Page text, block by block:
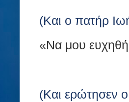
(Και ο πατήρ
«Να μου
(Και ερώτησεν